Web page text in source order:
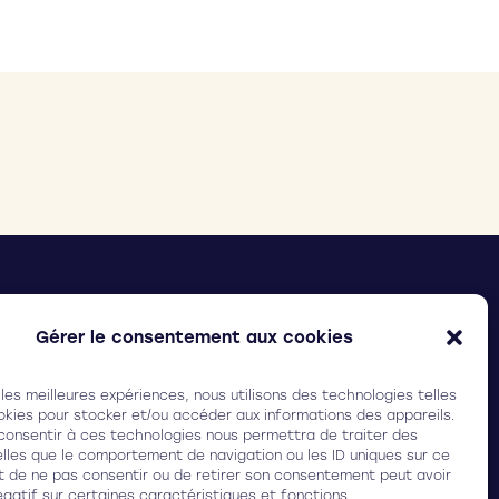
Gérer le consentement aux cookies
meilleures expériences, nous utilisons des technologies telles
pour stocker et/ou accéder aux informations des appareils.
à ces technologies nous permettra de traiter des
que le comportement de navigation ou les ID uniques sur ce
de ne pas consentir ou de retirer son consentement peut avoir
sur certaines caractéristiques et fonctions.
Ampéris, Bât. Baya,
(0)5 64 31 19 30